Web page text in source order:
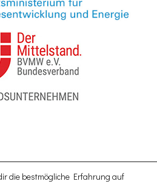
die bestmögliche Erfahrung auf